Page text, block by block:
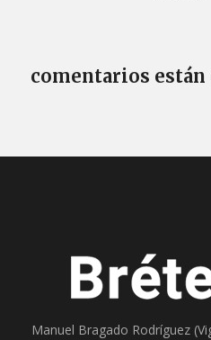
comentarios están
Manuel Bragado Rodríguez